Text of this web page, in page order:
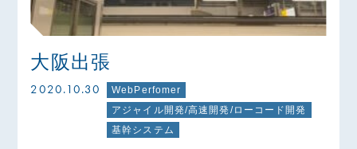
大阪出張
2020.10.30
WebPerfomer
アジャイル開発/高速開発/ローコード開発
基幹システム